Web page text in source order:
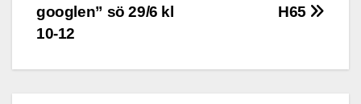
H65
googlen” sö 29/6 kl
10-12